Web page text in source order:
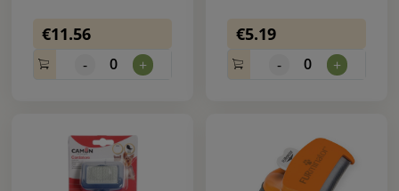
€11.56
- 0 +
€5.19
- 0 +